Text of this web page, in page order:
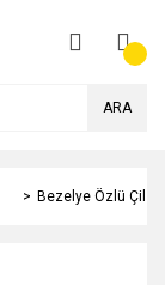
ARA
Bezelye Özlü Çil